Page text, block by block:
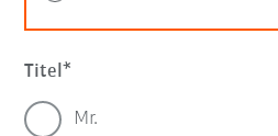
Titel
Mr.